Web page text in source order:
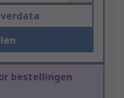
bestellingen